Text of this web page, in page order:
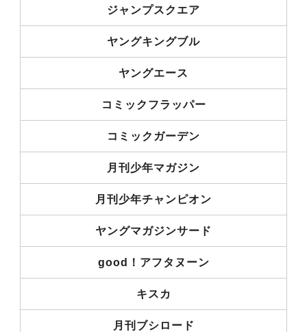
ジャンプスクエア
ヤングキングブル
ヤングエース
コミックフラッパー
コミックガーデン
月刊少年マガジン
月刊少年チャンピオン
ヤングマガジンサード
good！アフタヌーン
キスカ
月刊ブシロード